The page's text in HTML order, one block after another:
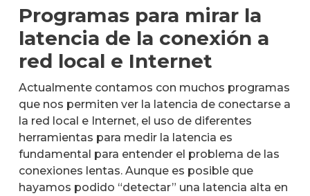
Programas para mirar la
latencia de la conexión a
red local e Internet
Actualmente contamos con muchos programas
que nos permiten ver la latencia de conectarse a
la red local e Internet, el uso de diferentes
herramientas para medir la latencia es
fundamental para entender el problema de las
conexiones lentas. Aunque es posible que
hayamos podido “detectar” una latencia alta en